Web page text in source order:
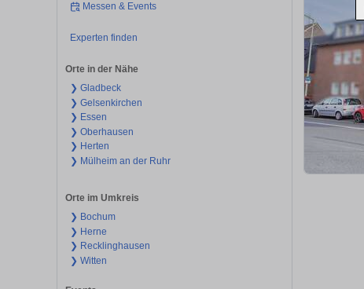
Messen & Events
Experten finden
Orte in der Nähe
❯ Gladbeck
❯ Gelsenkirchen
❯ Essen
❯ Oberhausen
❯ Herten
❯ Mülheim an der Ruhr
Orte im Umkreis
❯ Bochum
❯ Herne
❯ Recklinghausen
❯ Witten